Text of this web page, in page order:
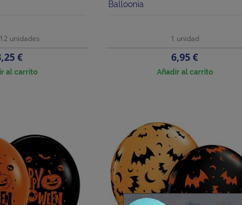
unidades
€
al carrito
Balloonia
1 unidad
Precio
6,95 €
Añadir al carrito